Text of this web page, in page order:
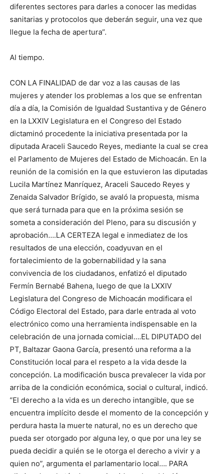
diferentes sectores para darles a conocer las medidas
sanitarias y protocolos que deberán seguir, una vez que
llegue la fecha de apertura”.
Al tiempo.
CON LA FINALIDAD de dar voz a las causas de las
mujeres y atender los problemas a los que se enfrentan
día a día, la Comisión de Igualdad Sustantiva y de Género
en la LXXIV Legislatura en el Congreso del Estado
dictaminó procedente la iniciativa presentada por la
diputada Araceli Saucedo Reyes, mediante la cual se crea
el Parlamento de Mujeres del Estado de Michoacán. En la
reunión de la comisión en la que estuvieron las diputadas
Lucila Martínez Manríquez, Araceli Saucedo Reyes y
Zenaida Salvador Brígido, se avaló la propuesta, misma
que será turnada para que en la próxima sesión se
someta a consideración del Pleno, para su discusión y
aprobación….LA CERTEZA legal e inmediatez de los
resultados de una elección, coadyuvan en el
fortalecimiento de la gobernabilidad y la sana
convivencia de los ciudadanos, enfatizó el diputado
Fermín Bernabé Bahena, luego de que la LXXIV
Legislatura del Congreso de Michoacán modificara el
Código Electoral del Estado, para darle entrada al voto
electrónico como una herramienta indispensable en la
celebración de una jornada comicial….EL DIPUTADO del
PT, Baltazar Gaona García, presentó una reforma a la
Constitución local para el respeto a la vida desde la
concepción. La modificación busca prevalecer la vida por
arriba de la condición económica, social o cultural, indicó.
“El derecho a la vida es un derecho intangible, que se
encuentra implícito desde el momento de la concepción y
perdura hasta la muerte natural, no es un derecho que
pueda ser otorgado por alguna ley, o que por una ley se
pueda decidir a quién se le otorga el derecho a vivir y a
quien no”, argumenta el parlamentario local…. PARA